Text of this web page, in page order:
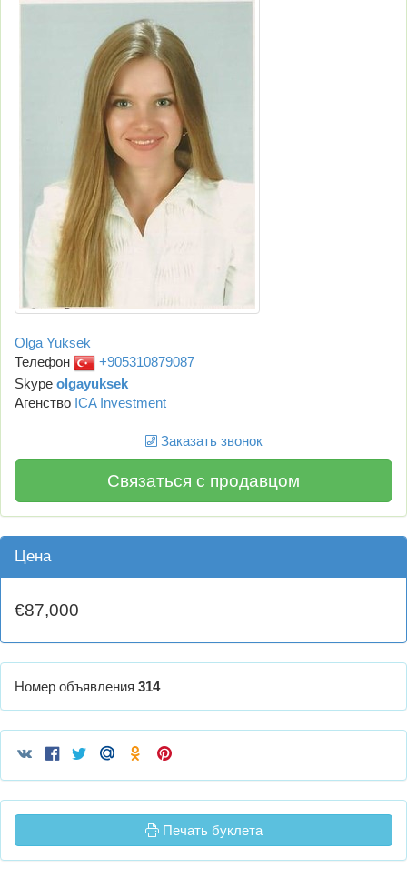
Olga Yuksek
Телефон
+905310879087
Skype olgayuksek
Агенство ICA Investment
Заказать звонок
Связаться с продавцом
Цена
€87,000
Номер объявления 314
Печать буклета